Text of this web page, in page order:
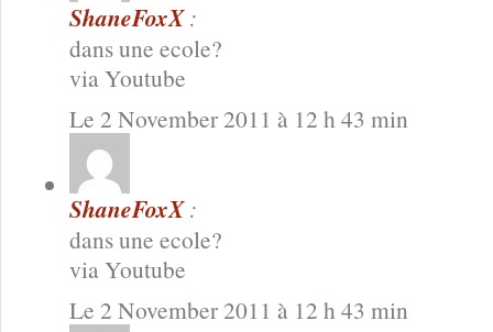
ShaneFoxX :
dans une ecole?
via Youtube
Le 2 November 2011 à 12 h 43 min
ShaneFoxX :
dans une ecole?
via Youtube
Le 2 November 2011 à 12 h 43 min